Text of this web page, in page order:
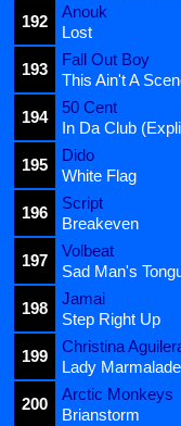
192
Anouk
Lost
193
Fall Out Boy
This Ain't A
194
50 Cent
In Da Club
195
Dido
White Flag
196
Script
Breakeven
197
Volbeat
Sad Man's
198
Jamai
Step Right Up
199
Christina
Lady Marmalade
200
Arctic Monkeys
Brianstorm